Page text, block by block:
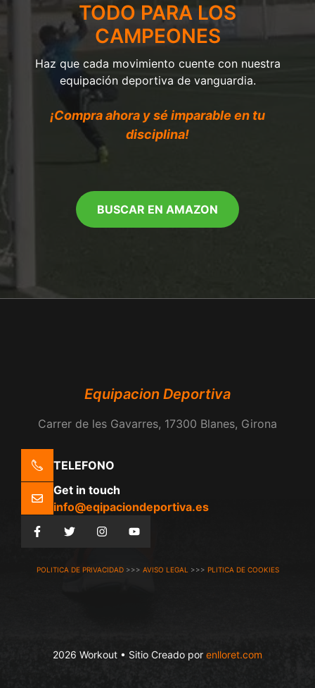
TODO PARA LOS
CAMPEONES
Haz que cada movimiento cuente con nuestra
equipación deportiva de vanguardia.
¡Compra ahora y sé imparable en tu
disciplina!
BUSCAR EN AMAZON
Equipacion Deportiva
Carrer de les Gavarres, 17300 Blanes, Girona
TELEFONO
Get in touch
info@eqipaciondeportiva.es
POLITICA DE PRIVACIDAD>>> AVISO LEGAL >>> PLITICA DE COOKIES
2026 Workout • Sitio Creado por enlloret.com